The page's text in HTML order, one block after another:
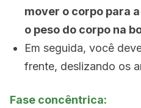
mover o corpo para
o peso do corpo na
Em seguida, você
frente, deslizando os
Fase concêntrica: